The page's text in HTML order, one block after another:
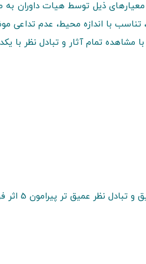
ذیل توسط هیات داوران به
تناسب با اندازه محیط، عدم
مشاهده تمام آثار و تبادل نظر با
فوق، ۳ طرح برگزیده را انتخاب کردند که بدین شرح اعلام می شود